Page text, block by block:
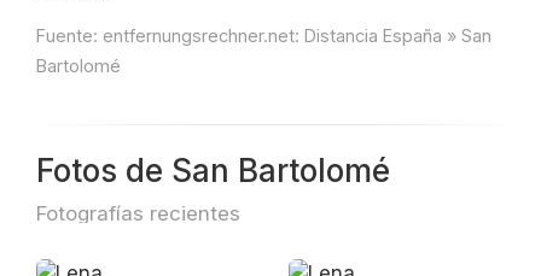
Fuente: entfernungsrechner.net: Distancia España » San
Bartolomé
Fotos de San Bartolomé
Fotografías recientes